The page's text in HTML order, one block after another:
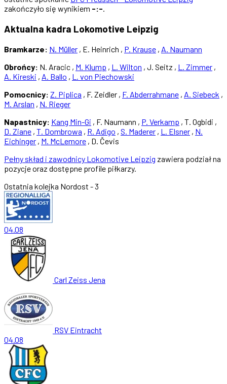
zakończyło się wynikiem -:-.
Aktualna kadra Lokomotive Leipzig
Bramkarze: N. Müller , E. Heinrich , P. Krause , A. Naumann
Obrońcy: N. Aracic , M. Klump , L. Wilton , J. Seitz , L. Zimmer ,
A. Kireski , A. Ballo , L. von Piechowski
Pomocnicy: Z. Piplica , F. Zeidler , F. Abderrahmane , A. Siebeck ,
M. Arslan , N. Rieger
Napastnicy: Kang Min-Gi , F. Naumann , P. Verkamp , T. Ogbidi ,
D. Ziane , T. Dombrowa , R. Adigo , S. Maderer , L. Elsner , N.
Eichinger , M. McLemore , D. Čevis
Pełny skład i zawodnicy Lokomotive Leipzig zawiera podział na
pozycje oraz dostępne profile piłkarzy.
Ostatnia kolejka Nordost - 3
04.08
Carl Zeiss Jena
RSV Eintracht
04.08